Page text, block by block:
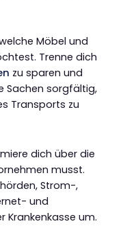
Möbel und
Trenne dich
zu sparen und
Sachen sorgfältig,
Transports zu
dich über die
musst.
Strom-,
und
Krankenkasse um.